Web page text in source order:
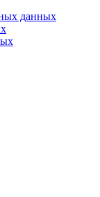
данных